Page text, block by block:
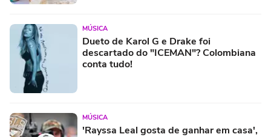
MÚSICA
Dueto de Karol G e Drake foi
descartado do "ICEMAN"? Colombiana
conta tudo!
MÚSICA
'Rayssa Leal gosta de ganhar em casa',